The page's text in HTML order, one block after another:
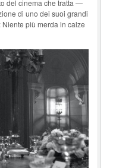
del cinema che tratta —
di uno dei suoi grandi
Niente più merda in calze